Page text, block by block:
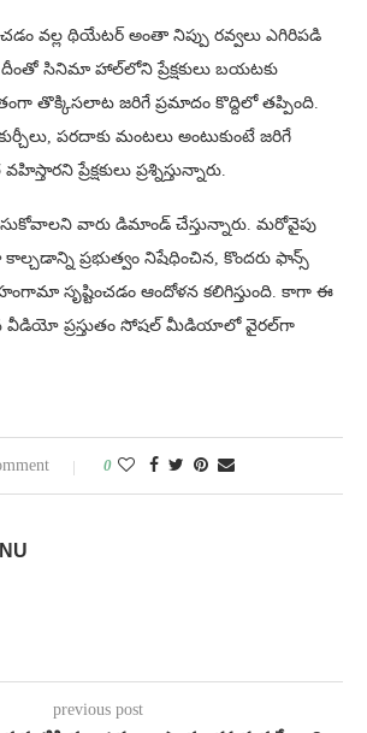
వల్ల థియేటర్‌ అంతా నిప్పు రవ్వలు ఎగిరిపడి
సినిమా హాల్‌లోని ప్రేక్షకులు బయటకు
తొక్కిసలాట జరిగే ప్రమాదం కొద్దిలో తప్పింది.
పరదాకు మంటలు అంటుకుంటే జరిగే
ప్రేక్షకులు ప్రశ్నిస్తున్నారు.
వారు డిమాండ్ చేస్తున్నారు. మరోవైపు
ప్రభుత్వం నిషేధించిన, కొందరు ఫాన్స్
సృష్టించడం ఆందోళన కలిగిస్తుంది. కాగా ఈ
వీడియో ప్రస్తుతం సోషల్​ మీడియాలో వైరల్​గా
0
previous post